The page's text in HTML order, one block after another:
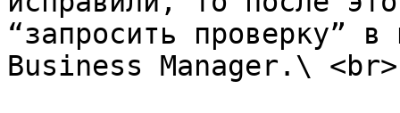
“запросить проверку” в
Business Manager.\ <br>